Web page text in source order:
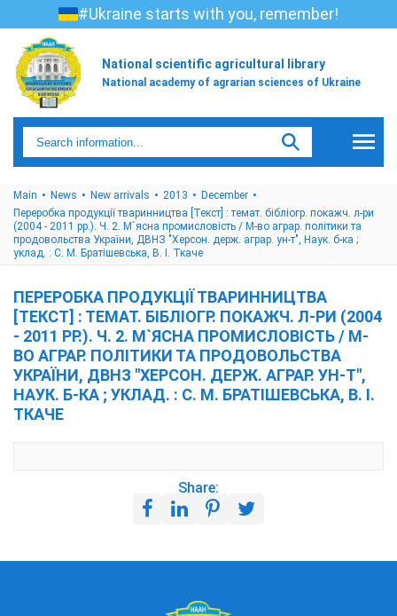
#Ukraine starts with you, remember!
National scientific agricultural library
National academy of agrarian sciences of Ukraine
Main News New arrivals 2013
December
Переробка продукції тваринництва [Текст] : темат. бібліогр. покажч. л-ри
(2004 - 2011 рр.). Ч. 2. М`ясна промисловість / М-во аграр. політики та
продовольства України, ДВНЗ "Херсон. держ. аграр. ун-т", Наук. б-ка ;
уклад. : С. М. Братішевська, В. І. Ткаче
ПЕРЕРОБКА ПРОДУКЦІЇ ТВАРИННИЦТВА
[ТЕКСТ] : ТЕМАТ. БІБЛІОГР. ПОКАЖЧ. Л-РИ (2004
- 2011 РР.). Ч. 2. М`ЯСНА ПРОМИСЛОВІСТЬ / М-
ВО АГРАР. ПОЛІТИКИ ТА ПРОДОВОЛЬСТВА
УКРАЇНИ, ДВНЗ "ХЕРСОН. ДЕРЖ. АГРАР. УН-Т",
НАУК. Б-КА ; УКЛАД. : С. М. БРАТІШЕВСЬКА, В. І.
ТКАЧЕ
Share: